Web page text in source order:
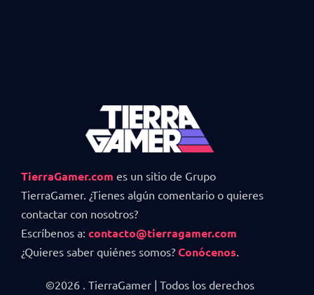
TierraGamer.com es un sitio de Grupo
TierraGamer. ¿Tienes algún comentario o quieres
contactar con nosotros?
Escríbenos a: contacto@tierragamer.com
¿Quieres saber quiénes somos? Conócenos
©2026 . TierraGamer | Todos los derechos